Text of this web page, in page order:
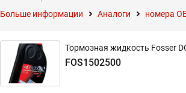
Больше информации Аналоги номера
Тормозная жидкость Fosser
FOS1502500